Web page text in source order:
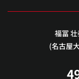
福冨
(名古屋